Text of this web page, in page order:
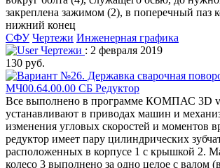
закреплена зажимом (2), в поперечный паз
нижний конец
СФУ Чертежи Инженерная графика
Чертежи : 2 февраля 2019
130 руб.
МЧ00.64.00.00 СБ Редуктор
Все выполнено в программе КОМПАС 3D
устанавливают в приводах машин и
изменения угловых скоростей и моментов
редуктор имеет пару цилиндрических
расположенных в корпусе 1 с крышкой 2.
колесо 3 выполнено за одно целое с валом